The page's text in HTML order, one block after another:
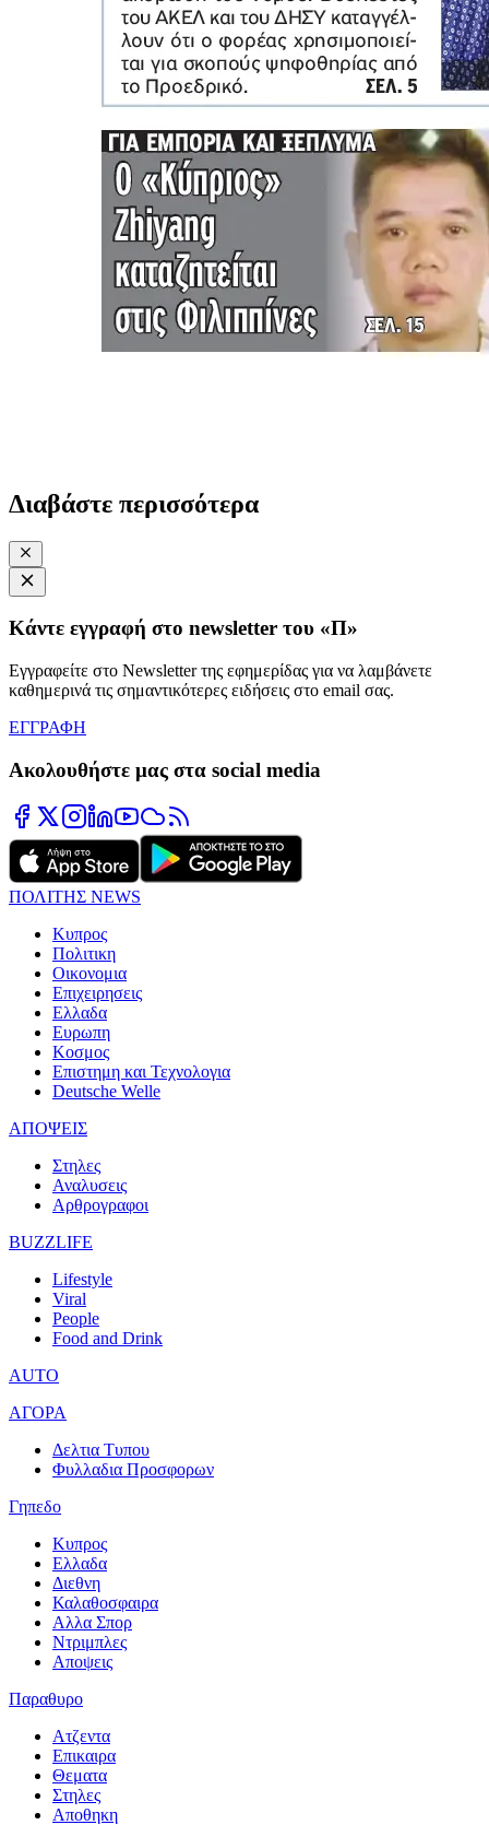
Διαβάστε περισσότερα
Κάντε εγγραφή στο newsletter του «Π»
Εγγραφείτε στο Newsletter της εφημερίδας για να λαμβάνετε
καθημερινά τις σημαντικότερες ειδήσεις στο email σας.
ΕΓΓΡΑΦΗ
Ακολουθήστε μας στα social media
ΠΟΛΙΤΗΣ NEWS
Κυπρος
Πολιτικη
Οικονομια
Επιχειρησεις
Ελλαδα
Ευρωπη
Κοσμος
Επιστημη και Τεχνολογια
Deutsche Welle
ΑΠΟΨΕΙΣ
Στηλες
Αναλυσεις
Αρθρογραφοι
BUZZLIFE
Lifestyle
Viral
People
Food and Drink
AUTO
ΑΓΟΡΑ
Δελτια Τυπου
Φυλλαδια Προσφορων
Γηπεδο
Κυπρος
Ελλαδα
Διεθνη
Καλαθοσφαιρα
Αλλα Σπορ
Ντριμπλες
Αποψεις
Παραθυρο
Ατζεντα
Επικαιρα
Θεματα
Στηλες
Αποθηκη